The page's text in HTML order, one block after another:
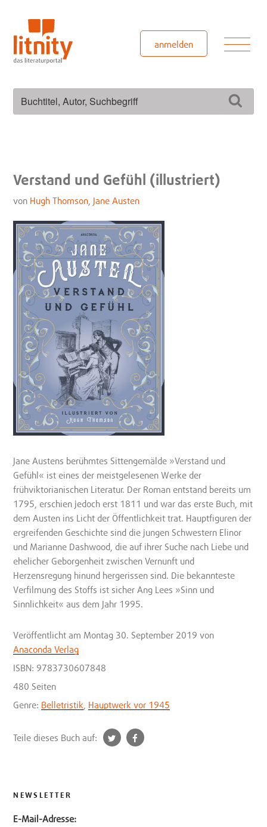
springen
anmelden
Verstand und Gefühl (illustriert)
von Hugh Thomson Jane Austen
Jane Austens berühmtes Sittengemälde »Verstand und
Gefühl« ist eines der meistgelesenen Werke der
frühviktorianischen Literatur. Der Roman entstand bereits um
1795, erschien jedoch erst 1811 und war das erste Buch, mit
dem Austen ins Licht der Öffentlichkeit trat. Hauptfiguren der
ergreifenden Geschichte sind die jungen Schwestern Elinor
und Marianne Dashwood, die auf ihrer Suche nach Liebe und
ehelicher Geborgenheit zwischen Vernunft und
Herzensregung hinund hergerissen sind. Die bekannteste
Verfilmung des Stoffs ist sicher Ang Lees »Sinn und
Sinnlichkeit« aus dem Jahr 1995.
Veröffentlicht am Montag 30. September 2019 von
Anaconda Verlag
ISBN: 9783730607848
480 Seiten
Genre: Belletristik Hauptwerk vor 1945
Teile dieses Buch auf:
t
NEWSLETTER
E-Mail-Adresse: